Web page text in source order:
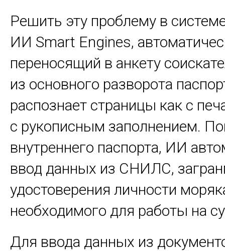
Решить эту проблему в
ИИ Smart Engines,
переносящий в анкету
из основного разворота
распознает страницы как с
с рукописным заполнением.
внутреннего паспорта, ИИ
ввод данных из СНИЛС,
удостоверения личности
необходимого для работы на
Для ввода данных из